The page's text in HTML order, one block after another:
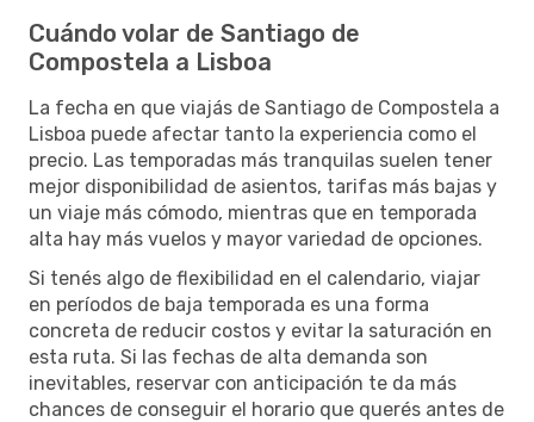
Cuándo volar de Santiago de
Compostela a Lisboa
La fecha en que viajás de Santiago de Compostela a
Lisboa puede afectar tanto la experiencia como el
precio. Las temporadas más tranquilas suelen tener
mejor disponibilidad de asientos, tarifas más bajas y
un viaje más cómodo, mientras que en temporada
alta hay más vuelos y mayor variedad de opciones.
Si tenés algo de flexibilidad en el calendario, viajar
en períodos de baja temporada es una forma
concreta de reducir costos y evitar la saturación en
esta ruta. Si las fechas de alta demanda son
inevitables, reservar con anticipación te da más
chances de conseguir el horario que querés antes de